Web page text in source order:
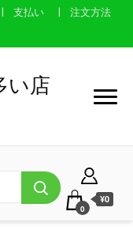
支払い
注文方法
い店
0
¥0